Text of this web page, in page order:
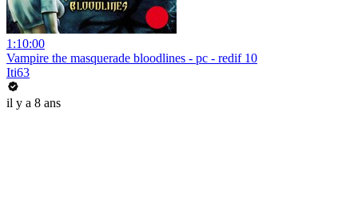
1:10:00
Vampire the masquerade bloodlines - pc - redif 10
Iti63
il y a 8 ans